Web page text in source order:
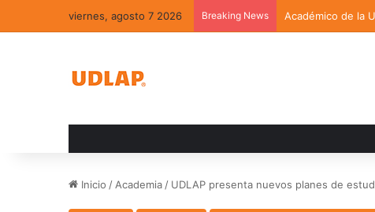
viernes, agosto 7 2026 Breaking News Académico de la
Inicio / Academia / UDLAP presenta nuevos planes de